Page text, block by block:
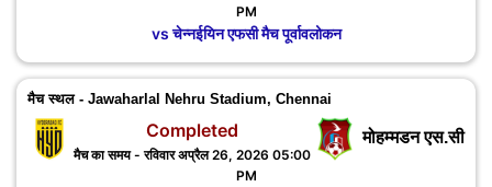
PM
vs चेन्नईयिन एफसी मैच पूर्वावलोकन
मैच स्थल - Jawaharlal Nehru Stadium, Chennai
मोहम्मडन एस.सी
Completed
मैच का समय - रविवार अप्रैल 26, 2026 05:00
PM